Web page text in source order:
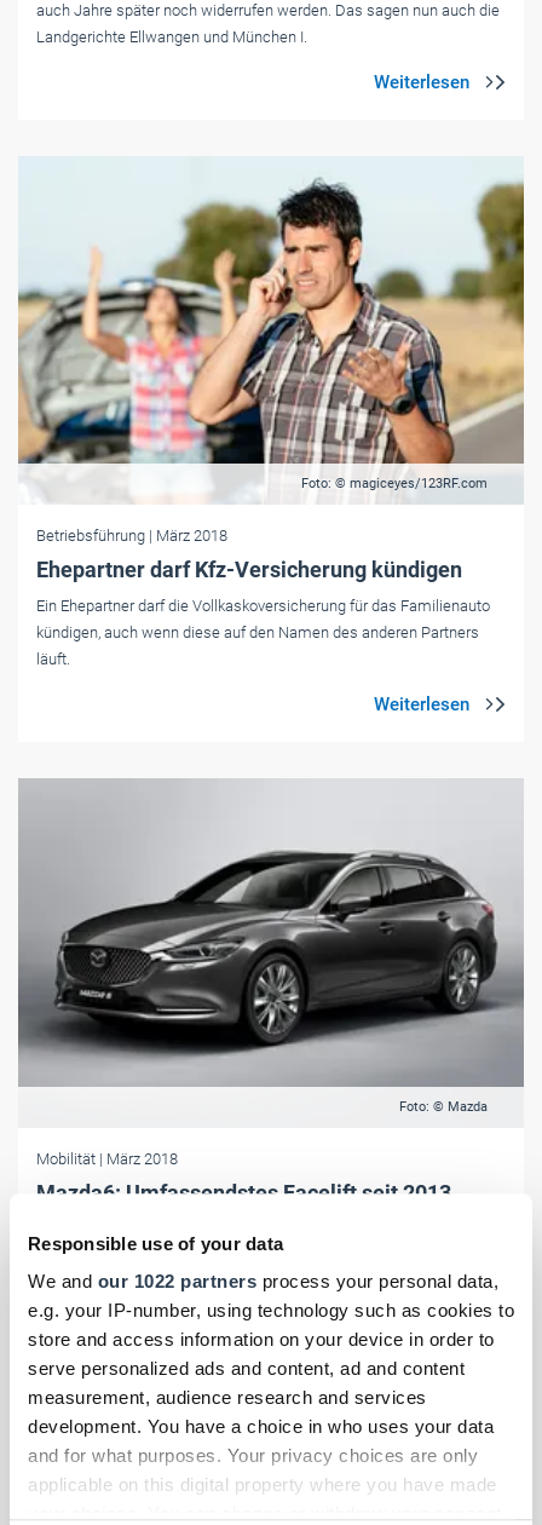
Responsible use of your data
We and our 1022 partners process your personal data,
e.g. your IP-number, using technology such as cookies to
store and access information on your device in order to
serve personalized ads and content, ad and content
measurement, audience research and services
development. You have a choice in who uses your data
and for what purposes. Your privacy choices are only
applicable on this digital property where you have made
auch Jahre später noch widerrufen werden. Das sagen nun auch die
Landgerichte Ellwangen und München I.
Foto: © magiceyes/123RF.com
Betriebsführung | März 2018
Ehe­partner darf Kfz-Ver­si­che­rung kün­digen
Ein Ehepartner darf die Vollkaskoversicherung für das Familienauto
kündigen, auch wenn diese auf den Namen des anderen Partners
läuft.
Foto: © Mazda
Mobilität | März 2018
Mazda6: Umfassendstes Facelift seit 2013
Concept und Vision Coupe wurden Konzeptwagen vorgestellt.